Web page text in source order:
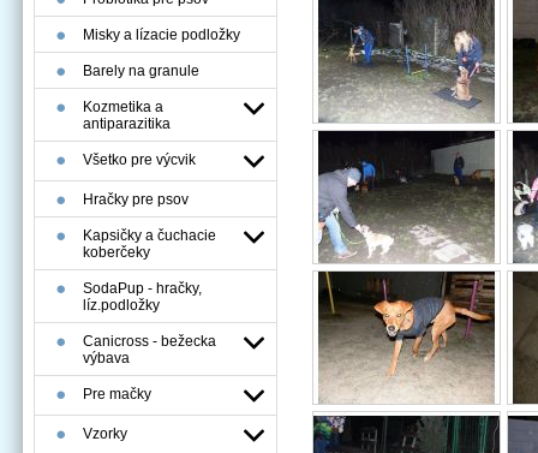
Misky a lízacie podložky
Barely na granule
Kozmetika a
antiparazitika
Všetko pre výcvik
Hračky pre psov
Kapsičky a čuchacie
koberčeky
SodaPup - hračky,
líz.podložky
Canicross - bežecka
výbava
Pre mačky
Vzorky